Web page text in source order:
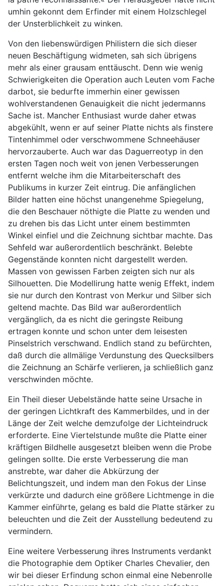
umhin gekonnt dem Erfinder mit einem Holzschlegel
der Unsterblichkeit zu winken.
Von den liebenswürdigen Philistern die sich dieser
neuen Beschäftigung widmeten, sah sich übrigens
mehr als einer grausam enttäuscht. Denn wie wenig
Schwierigkeiten die Operation auch Leuten vom Fache
darbot, sie bedurfte immerhin einer gewissen
wohlverstandenen Genauigkeit die nicht jedermanns
Sache ist. Mancher Enthusiast wurde daher etwas
abgekühlt, wenn er auf seiner Platte nichts als finstere
Tintenhimmel oder verschwommene Schneehäuser
hervorzauberte. Auch war das Daguerreotyp in den
ersten Tagen noch weit von jenen Verbesserungen
entfernt welche ihm die Mitarbeiterschaft des
Publikums in kurzer Zeit eintrug. Die anfänglichen
Bilder hatten eine höchst unangenehme Spiegelung,
die den Beschauer nöthigte die Platte zu wenden und
zu drehen bis das Licht unter einem bestimmten
Winkel einfiel und die Zeichnung sichtbar machte. Das
Sehfeld war außerordentlich beschränkt. Belebte
Gegenstände konnten nicht dargestellt werden.
Massen von gewissen Farben zeigten sich nur als
Silhouetten. Die Modellirung hatte wenig Effekt, indem
sie nur durch den Kontrast von Merkur und Silber sich
geltend machte. Das Bild war außerordentlich
vergänglich, da es nicht die geringste Reibung
ertragen konnte und schon unter dem leisesten
Pinselstrich verschwand. Endlich stand zu befürchten,
daß durch die allmälige Verdunstung des Quecksilbers
die Zeichnung an Schärfe verlieren, ja schließlich ganz
verschwinden möchte.
Ein Theil dieser Uebelstände hatte seine Ursache in
der geringen Lichtkraft des Kammerbildes, und in der
Länge der Zeit welche demzufolge der Lichteindruck
erforderte. Eine Viertelstunde mußte die Platte einer
kräftigen Bildhelle ausgesetzt bleiben wenn die Probe
gelingen sollte. Die erste Verbesserung die man
anstrebte, war daher die Abkürzung der
Belichtungszeit, und indem man den Fokus der Linse
verkürzte und dadurch eine größere Lichtmenge in die
Kammer einführte, gelang es bald die Platte stärker zu
beleuchten und die Zeit der Ausstellung bedeutend zu
vermindern.
Eine weitere Verbesserung ihres Instruments verdankt
die Photographie dem Optiker Charles Chevalier, den
wir bei dieser Erfindung schon einmal eine Nebenrolle